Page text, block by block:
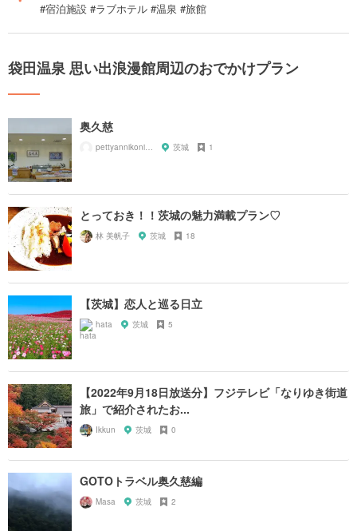
#宿泊施設 #ラブホテル #温泉 #旅館
袋田温泉 思い出浪漫館周辺のおでかけプラン
奥久慈
pettyannikoniko 茨城 1
とっておき！！茨城の魅力満載プラン♡
林 美帆子 茨城 18
【茨城】恋人と巡る日立
hata 茨城 5
【2022年9月18日放送分】フジテレビ「なりゆき街道
旅」で紹介されたお...
Ikkun 茨城 0
GOTOトラベル奥久慈編
Masa 茨城 2